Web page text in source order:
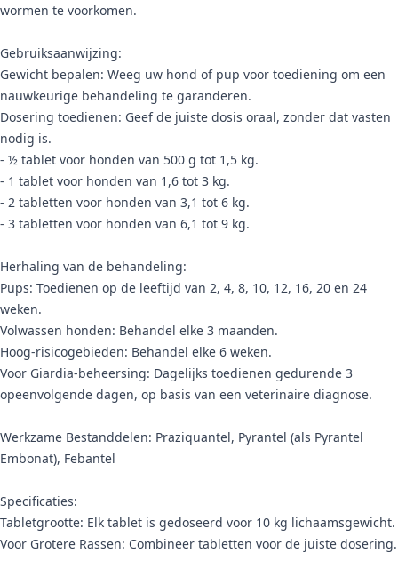
wormen te voorkomen.
Gebruiksaanwijzing:
Gewicht bepalen: Weeg uw hond of pup voor toediening om een
nauwkeurige behandeling te garanderen.
Dosering toedienen: Geef de juiste dosis oraal, zonder dat vasten
nodig is.
- ½ tablet voor honden van 500 g tot 1,5 kg.
- 1 tablet voor honden van 1,6 tot 3 kg.
- 2 tabletten voor honden van 3,1 tot 6 kg.
- 3 tabletten voor honden van 6,1 tot 9 kg.
Herhaling van de behandeling:
Pups: Toedienen op de leeftijd van 2, 4, 8, 10, 12, 16, 20 en 24
weken.
Volwassen honden: Behandel elke 3 maanden.
Hoog-risicogebieden: Behandel elke 6 weken.
Voor Giardia-beheersing: Dagelijks toedienen gedurende 3
opeenvolgende dagen, op basis van een veterinaire diagnose.
Werkzame Bestanddelen: Praziquantel, Pyrantel (als Pyrantel
Embonat), Febantel
Specificaties:
Tabletgrootte: Elk tablet is gedoseerd voor 10 kg lichaamsgewicht.
Voor Grotere Rassen: Combineer tabletten voor de juiste dosering.